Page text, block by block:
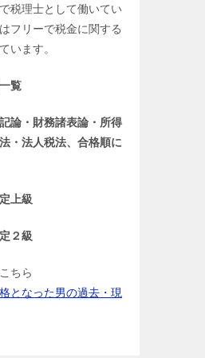
税理士として働いてい
フリーで税金に関する
います。
覧
論・財務諸表論・所得
・法人税法、合格順に
上級
２級
ちら
となった男の過去・現